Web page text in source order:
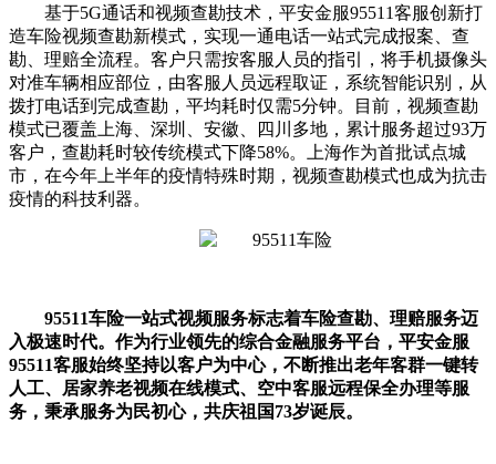
基于5G通话和视频查勘技术，平安金服95511客服创新打
造车险视频查勘新模式，实现一通电话一站式完成报案、查
勘、理赔全流程。客户只需按客服人员的指引，将手机摄像头
对准车辆相应部位，由客服人员远程取证，系统智能识别，从
拨打电话到完成查勘，平均耗时仅需5分钟。目前，视频查勘
模式已覆盖上海、深圳、安徽、四川多地，累计服务超过93万
客户，查勘耗时较传统模式下降58%。上海作为首批试点城
市，在今年上半年的疫情特殊时期，视频查勘模式也成为抗击
疫情的科技利器。
95511车险一站式视频服务标志着车险查勘、理赔服务迈
入极速时代。作为行业领先的综合金融服务平台，平安金服
95511客服始终坚持以客户为中心，不断推出老年客群一键转
人工、居家养老视频在线模式、空中客服远程保全办理等服
务，秉承服务为民初心，共庆祖国73岁诞辰。